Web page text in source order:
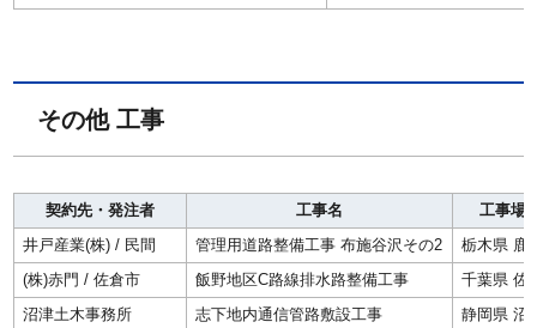
その他 工事
契約先・発注者 工事名
工事場
井戸産業(株) / 民間
管理用道路整備工事 布施谷沢その2
栃木県 鹿
(株)赤門 / 佐倉市
飯野地区C路線排水路整備工事
千葉県 佐
沼津土木事務所
志下地内通信管路敷設工事
静岡県 沼